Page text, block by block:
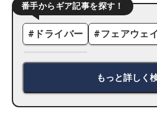
番手からギア記事を探す！
# ドライバー #フェアウェ
もっと詳しく